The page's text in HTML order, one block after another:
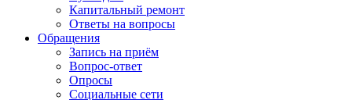
Капитальный ремонт
Ответы на вопросы
Обращения
Запись на приём
Вопрос-ответ
Опросы
Социальные сети